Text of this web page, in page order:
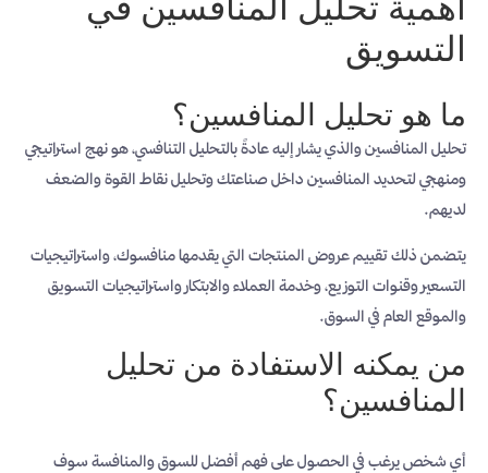
التسويق
ما هو تحليل المنافسين؟
تحليل المنافسين والذي يشار إليه عادةً بالتحليل التنافسي، هو نهج استراتيجي
ومنهجي لتحديد المنافسين داخل صناعتك وتحليل نقاط القوة والضعف
لديهم.
يتضمن ذلك تقييم عروض المنتجات التي يقدمها منافسوك، واستراتيجيات
التسعير وقنوات التوزيع، وخدمة العملاء والابتكار واستراتيجيات التسويق
والموقع العام في السوق.
من يمكنه الاستفادة من تحليل
المنافسين؟
أي شخص يرغب في الحصول على فهم أفضل للسوق والمنافسة سوف